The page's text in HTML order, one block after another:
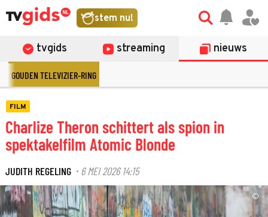
stem nu!
tvgids streaming nieuws
GOUDEN TELEVIZIER-RING
FILM
Charlize Theron schittert als spion in
spektakelfilm Atomic Blonde
JUDITH REGELING · 6 MEI 2026 14:15
©